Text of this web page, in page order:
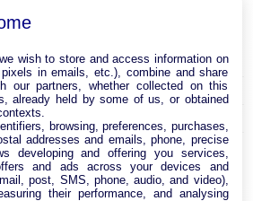
USB
wish to store and access information on
in emails, etc.), combine and share
our partners, whether collected on this
already held by some of us, or obtained
browsing, preferences, purchases,
addresses and emails, phone, precise
developing and offering you services,
and ads across your devices and
post, SMS, phone, audio, and video),
their performance, and analysing